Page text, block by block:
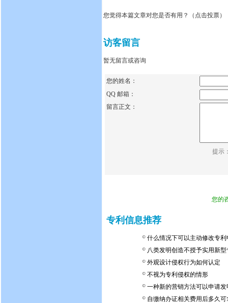
您觉得本篇文章对您是否有用？（点击投票）
访客留言
暂无留言或咨询
您的姓名：
QQ 邮箱：
留言正文：
提示
您的
专利信息推荐
什么情况下可以主动修改专
八类发明创造不授予实用新型
外观设计侵权行为如何认定
不视为专利侵权的情形
一种新的营销方法可以申请发
自缴纳办证相关费用后多久